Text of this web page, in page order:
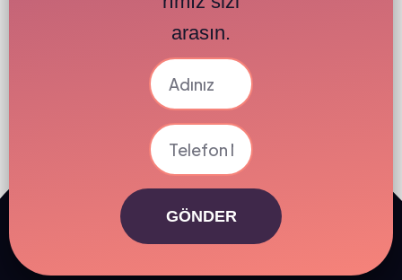
arasın.
GÖNDER